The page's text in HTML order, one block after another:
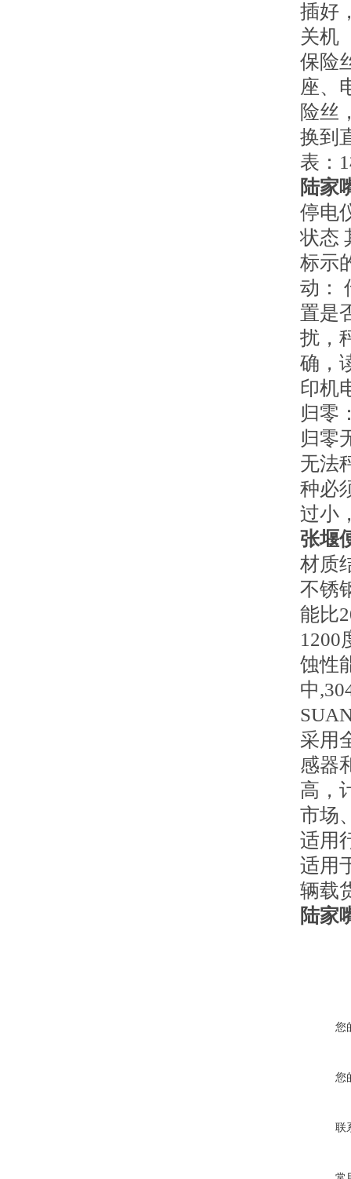
插好
关机
保险
座、
险丝
换到
表：
陆家
停电
状态
标示
动：
置是
扰，
确，
印机
归零
归零
无法
种必
过小
张堰
材质
不锈
能比
1200
蚀性
中
采用
感器
高，
市场
适用
适用
辆载
陆家
您
您
联